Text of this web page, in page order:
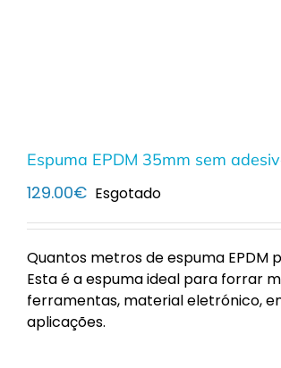
Espuma EPDM 35mm sem
129.00€ Esgotado
Quantos metros de espuma EPDM
Esta é a espuma ideal para forrar
ferramentas, material eletrónico,
aplicações.